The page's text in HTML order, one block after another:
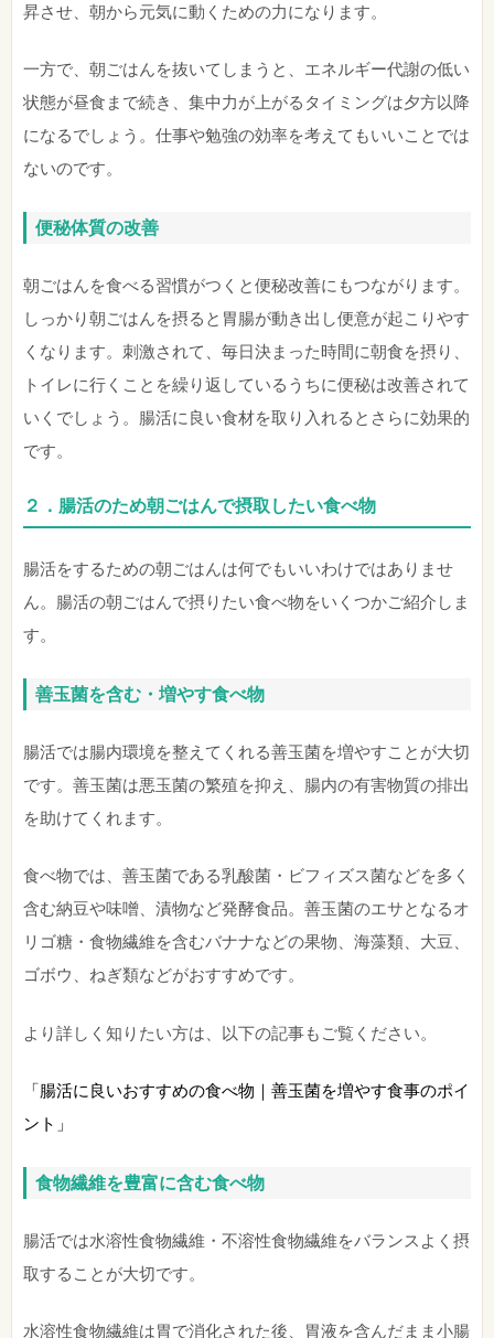
昇させ、朝から元気に動くための力になります。
一方で、朝ごはんを抜いてしまうと、エネルギー代謝の低い
状態が昼食まで続き、集中力が上がるタイミングは夕方以降
になるでしょう。仕事や勉強の効率を考えてもいいことでは
ないのです。
便秘体質の改善
朝ごはんを食べる習慣がつくと便秘改善にもつながります。
しっかり朝ごはんを摂ると胃腸が動き出し便意が起こりやす
くなります。刺激されて、毎日決まった時間に朝食を摂り、
トイレに行くことを繰り返しているうちに便秘は改善されて
いくでしょう。腸活に良い食材を取り入れるとさらに効果的
です。
２．腸活のため朝ごはんで摂取したい食べ物
腸活をするための朝ごはんは何でもいいわけではありませ
ん。腸活の朝ごはんで摂りたい食べ物をいくつかご紹介しま
す。
善玉菌を含む・増やす食べ物
腸活では腸内環境を整えてくれる善玉菌を増やすことが大切
です。善玉菌は悪玉菌の繁殖を抑え、腸内の有害物質の排出
を助けてくれます。
食べ物では、善玉菌である乳酸菌・ビフィズス菌などを多く
含む納豆や味噌、漬物など発酵食品。善玉菌のエサとなるオ
リゴ糖・食物繊維を含むバナナなどの果物、海藻類、大豆、
ゴボウ、ねぎ類などがおすすめです。
より詳しく知りたい方は、以下の記事もご覧ください。
「腸活に良いおすすめの食べ物｜善玉菌を増やす食事のポイ
ント」
食物繊維を豊富に含む食べ物
腸活では水溶性食物繊維・不溶性食物繊維をバランスよく摂
取することが大切です。
水溶性食物繊維は胃で消化された後、胃液を含んだまま小腸